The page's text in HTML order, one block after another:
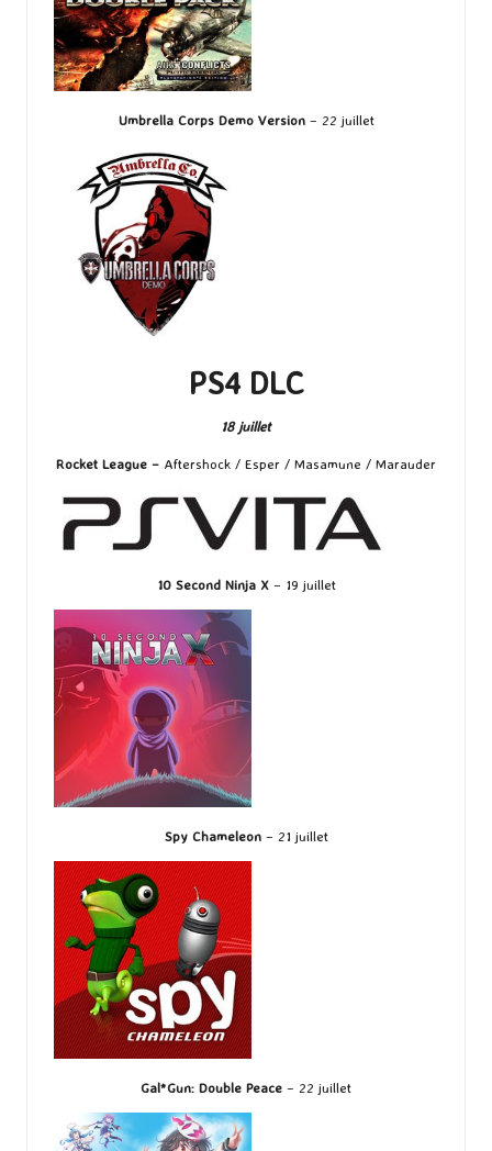
Umbrella Corps Demo Version– 22 juillet
PS4 DLC
18 juillet
Rocket League – Aftershock / Esper / Masamune / Marauder
10 Second Ninja X– 19 juillet
Spy Chameleon – 21 juillet
Gal*Gun: Double Peace – 22 juillet